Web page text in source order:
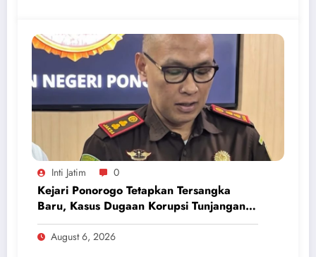
Inti Jatim 0
Kejari Ponorogo Tetapkan Tersangka
Baru, Kasus Dugaan Korupsi Tunjangan
Perumahan DPRD 2023-2026
August 6, 2026